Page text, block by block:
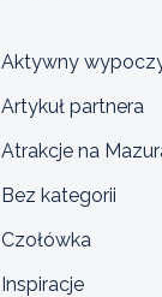
Aktywny
Artykuł partnera
Atrakcje na
Bez kategorii
Czołówka
Inspiracje